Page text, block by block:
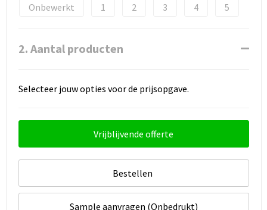
Onbewerkt
1 2 3 4 5
2. Aantal producten
Selecteer jouw opties voor de prijsopgave.
Vrijblijvende offerte
Bestellen
Sample aanvragen (Onbedrukt)